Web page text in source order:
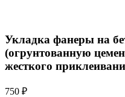
Укладка фанеры на
(огрунтованную
жесткого
750 ₽